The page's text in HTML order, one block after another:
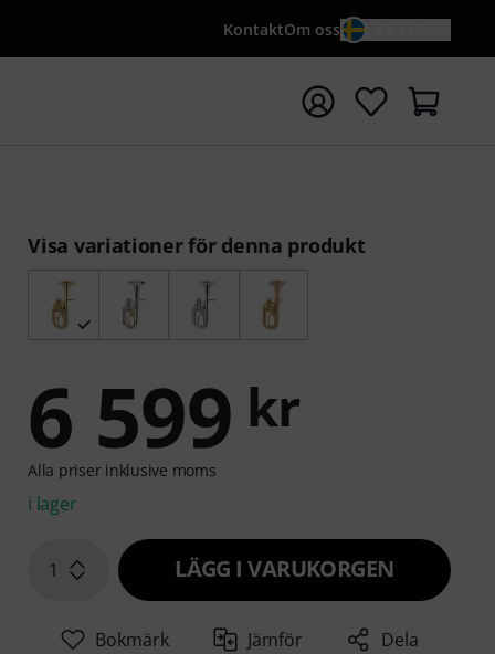
KontaktOm oss
sökningen med söktermen {searchTerm}
Visa variationer för denna produkt
6 599 kr
Alla priser inklusive moms
i lager
1 LÄGG I VARUKORGEN
Bokmärk Jämför Dela